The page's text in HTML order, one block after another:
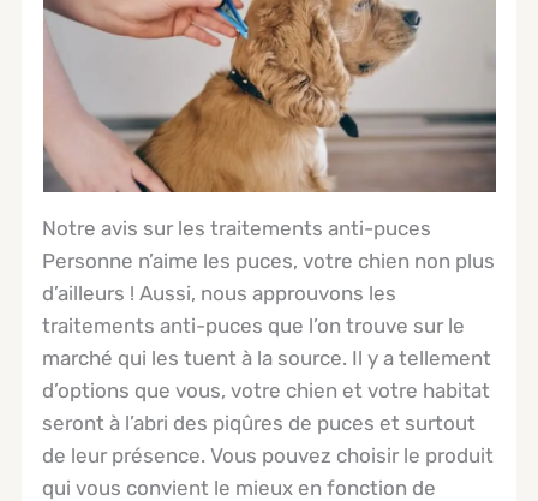
Notre avis sur les traitements anti-puces
Personne n’aime les puces, votre chien non plus
d’ailleurs ! Aussi, nous approuvons les
traitements anti-puces que l’on trouve sur le
marché qui les tuent à la source. Il y a tellement
d’options que vous, votre chien et votre habitat
seront à l’abri des piqûres de puces et surtout
de leur présence. Vous pouvez choisir le produit
qui vous convient le mieux en fonction de